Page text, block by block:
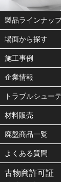
製品ラインナッ
場面から探す
施工事例
企業情報
トラブルシュー
材料販売
廃盤商品一覧
よくある質問
古物商許可証